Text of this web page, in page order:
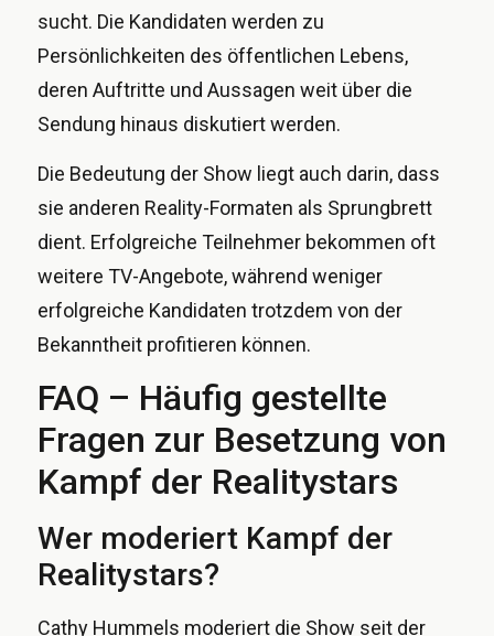
sucht. Die Kandidaten werden zu
Persönlichkeiten des öffentlichen Lebens,
deren Auftritte und Aussagen weit über die
Sendung hinaus diskutiert werden.
Die Bedeutung der Show liegt auch darin, dass
sie anderen Reality-Formaten als Sprungbrett
dient. Erfolgreiche Teilnehmer bekommen oft
weitere TV-Angebote, während weniger
erfolgreiche Kandidaten trotzdem von der
Bekanntheit profitieren können.
FAQ – Häufig gestellte
Fragen zur Besetzung von
Kampf der Realitystars
Wer moderiert Kampf der
Realitystars?
Cathy Hummels moderiert die Show seit der